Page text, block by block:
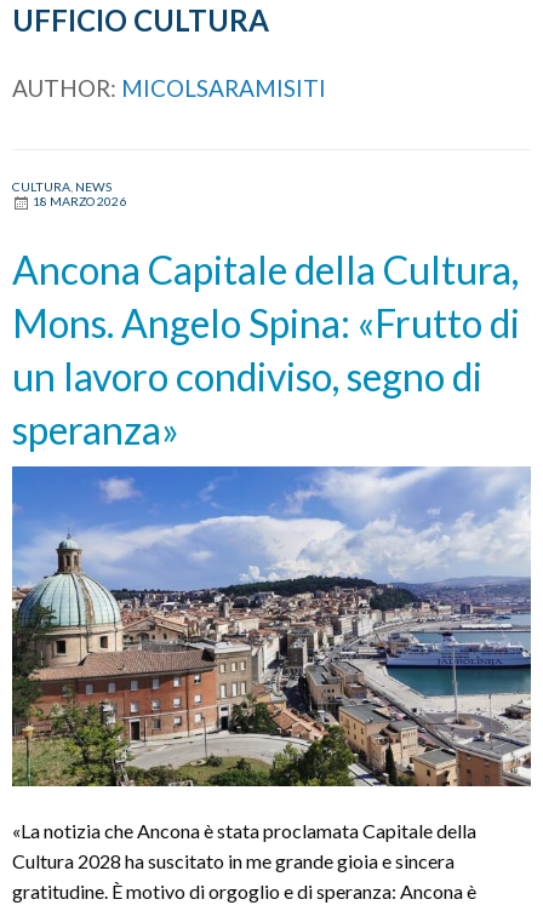
UFFICIO CULTURA
AUTHOR: MICOLSARAMISITI
CULTURA NEWS
18 MARZO 2026
Ancona Capitale della Cultura,
Mons. Angelo Spina: «Frutto di
un lavoro condiviso, segno di
speranza»
«La notizia che Ancona è stata proclamata Capitale della
Cultura 2028 ha suscitato in me grande gioia e sincera
gratitudine. È motivo di orgoglio e di speranza: Ancona è